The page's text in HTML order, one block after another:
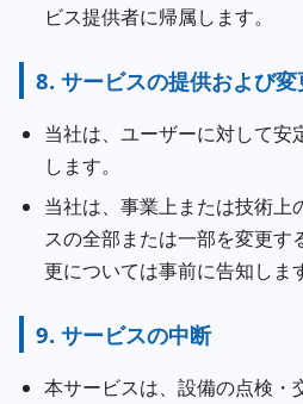
ビス提供者に帰属します。
8. サービスの提供および変
当社は、ユーザーに対して安
します。
当社は、事業上または技術上
スの全部または一部を変更す
更については事前に告知しま
9. サービスの中断
本サービスは、設備の点検・